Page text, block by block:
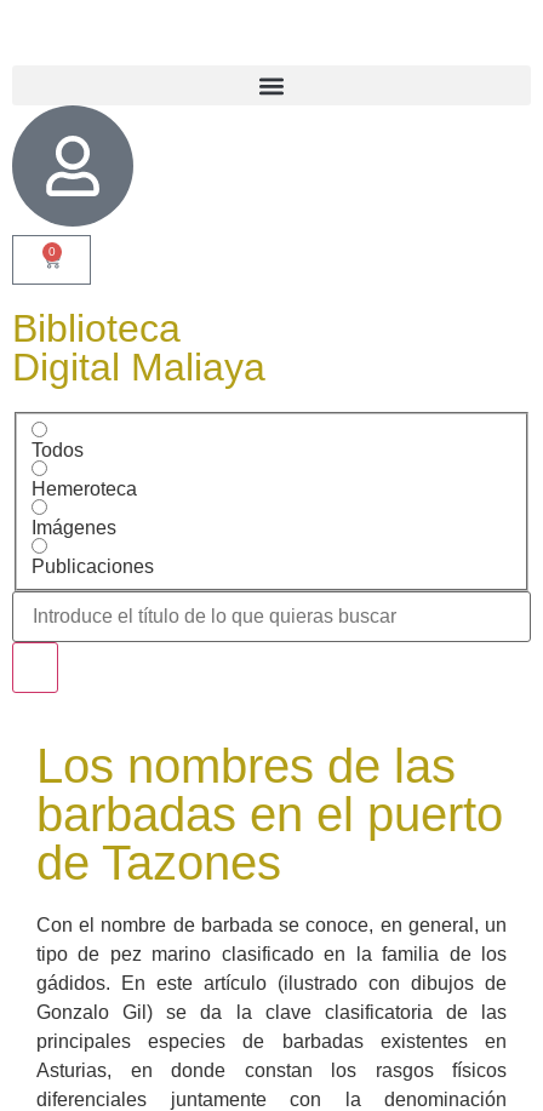
0
Biblioteca
Digital Maliaya
Todos
Hemeroteca
Imágenes
Publicaciones
Los nombres de las
barbadas en el puerto
de Tazones
Con el nombre de barbada se conoce, en general, un
tipo de pez marino clasificado en la familia de los
gádidos. En este artículo (ilustrado con dibujos de
Gonzalo Gil) se da la clave clasificatoria de las
principales especies de barbadas existentes en
Asturias, en donde constan los rasgos físicos
diferenciales juntamente con la denominación